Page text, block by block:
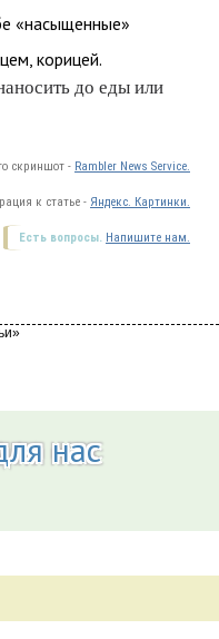
«насыщенные»
корицей.
до еды или
скриншот - Rambler News Service.
к статье - Яндекс. Картинки.
Есть вопросы. Напишите нам.
нас